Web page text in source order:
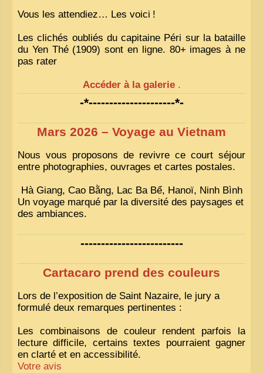
Vous les attendiez… Les voici !
Les clichés oubliés du capitaine Péri sur la bataille
du Yen Thé (1909) sont en ligne. 80+ images à ne
pas rater
Accéder à la galerie .
-*---------------------*-
Mars 2026 – Voyage au Vietnam
Nous vous proposons de revivre ce court séjour
entre photographies, ouvrages et cartes postales.
Hà Giang, Cao Bằng, Lac Ba Bể, Hanoï, Ninh Bình
Un voyage marqué par la diversité des paysages et
des ambiances.
-------------------------
Cartacaro prend des couleurs
Lors de l’exposition de Saint Nazaire, le jury a
formulé deux remarques pertinentes :
Les combinaisons de couleur rendent parfois la
lecture difficile, certains textes pourraient gagner
en clarté et en accessibilité.
Votre avis